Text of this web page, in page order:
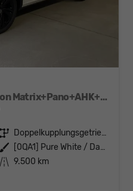
R-Line 190PS DSG 4Motion Matrix+Pano+AHK+Keyless+NaviPro+eHeck+GV5+Alu18
Getriebe
Doppelkupplungsgetriebe (DSG)
Außenfarbe
[0QA1] Pure White / Dach Schwarz
Kilometerstand 9.500 km